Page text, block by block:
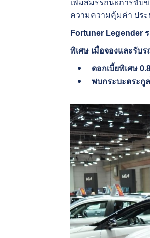
เพิ่มสมรรถนะการขับ
ความความคุ้มค่า ปร
Fortuner Legender
พิเศษ เมื่อจองและรับ
ดอกเบี้ยพิเศษ
พบกระบะตระกู